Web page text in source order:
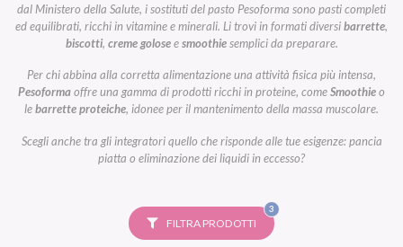
dal Ministero della Salute, i sostituti del pasto Pesoforma sono pasti completi
ed equilibrati, ricchi in vitamine e minerali. Li trovi in formati diversibarrette,
biscotti, creme goloseesmoothiesemplici da preparare.
Per chi abbina alla corretta alimentazione una attività fisica più intensa,
Pesoformaoffre una gamma di prodotti ricchi in proteine, comeSmoothieo
lebarrette proteiche, idonee per il mantenimento della massa muscolare.
Scegli anche tra gli integratori quello che risponde alle tue esigenze: pancia
piatta o eliminazione dei liquidi in eccesso?
FILTRA PRODOTTI
3FILTRI
SELEZIONATI